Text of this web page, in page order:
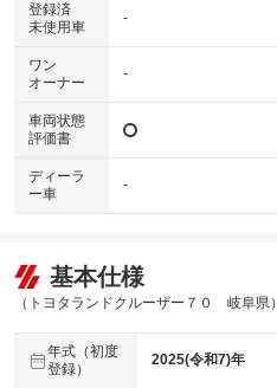
登録済
未使用車
-
ワン
オーナー
-
車両状態
評価書
ディーラ
ー車
-
基本仕様
（トヨタランドクルーザー７０ 岐阜県）
年式（初度
登録）
2025(令和7)年